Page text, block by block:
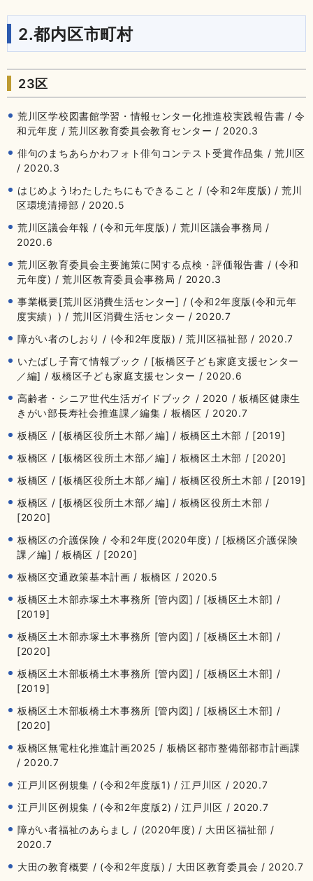
2.都内区市町村
23区
荒川区学校図書館学習・情報センター化推進校実践報告書 / 令
和元年度 / 荒川区教育委員会教育センター / 2020.3
俳句のまちあらかわフォト俳句コンテスト受賞作品集 / 荒川区
/ 2020.3
はじめよう!わたしたちにもできること / (令和2年度版) / 荒川
区環境清掃部 / 2020.5
荒川区議会年報 / (令和元年度版) / 荒川区議会事務局 /
2020.6
荒川区教育委員会主要施策に関する点検・評価報告書 / (令和
元年度) / 荒川区教育委員会事務局 / 2020.3
事業概要[荒川区消費生活センター] / (令和2年度版(令和元年
度実績）) / 荒川区消費生活センター / 2020.7
障がい者のしおり / (令和2年度版) / 荒川区福祉部 / 2020.7
いたばし子育て情報ブック / [板橋区子ども家庭支援センター
／編] / 板橋区子ども家庭支援センター / 2020.6
高齢者・シニア世代生活ガイドブック / 2020 / 板橋区健康生
きがい部長寿社会推進課／編集 / 板橋区 / 2020.7
板橋区 / [板橋区役所土木部／編] / 板橋区土木部 / [2019]
板橋区 / [板橋区役所土木部／編] / 板橋区土木部 / [2020]
板橋区 / [板橋区役所土木部／編] / 板橋区役所土木部 / [2019]
板橋区 / [板橋区役所土木部／編] / 板橋区役所土木部 /
[2020]
板橋区の介護保険 / 令和2年度(2020年度) / [板橋区介護保険
課／編] / 板橋区 / [2020]
板橋区交通政策基本計画 / 板橋区 / 2020.5
板橋区土木部赤塚土木事務所 [管内図] / [板橋区土木部] /
[2019]
板橋区土木部赤塚土木事務所 [管内図] / [板橋区土木部] /
[2020]
板橋区土木部板橋土木事務所 [管内図] / [板橋区土木部] /
[2019]
板橋区土木部板橋土木事務所 [管内図] / [板橋区土木部] /
[2020]
板橋区無電柱化推進計画2025 / 板橋区都市整備部都市計画課
/ 2020.7
江戸川区例規集 / (令和2年度版1) / 江戸川区 / 2020.7
江戸川区例規集 / (令和2年度版2) / 江戸川区 / 2020.7
障がい者福祉のあらまし / (2020年度) / 大田区福祉部 /
2020.7
大田の教育概要 / (令和2年度版) / 大田区教育委員会 / 2020.7